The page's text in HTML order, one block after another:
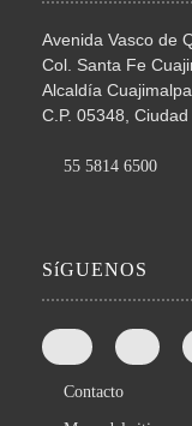
Avenida Vasco de
Col. Santa Fe
Alcaldía
C.P. 05348,
55 5814 6500
SíGUENOS
Contacto